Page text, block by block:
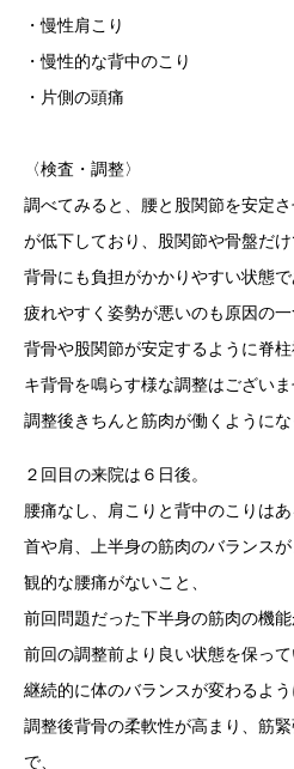
・慢性肩こり
・慢性的な背中のこり
・片側の頭痛
〈検査・調整〉
調べてみると、腰と股関節を安定
が低下しており、股関節や骨盤だけ
背骨にも負担がかかりやすい状態で
疲れやすく姿勢が悪いのも原因の一
背骨や股関節が安定するように脊
キ背骨を鳴らす様な調整はございま
調整後きちんと筋肉が働くようにな
２回目の来院は６日後。
腰痛なし、肩こりと背中のこりはあ
首や肩、上半身の筋肉のバランス
観的な腰痛がないこと、
前回問題だった下半身の筋肉の機
前回の調整前より良い状態を保って
継続的に体のバランスが変わるよう
調整後背骨の柔軟性が高まり、筋
で、